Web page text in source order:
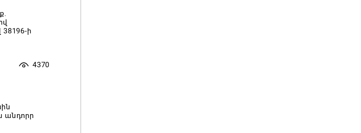
ի
4370
անդորր